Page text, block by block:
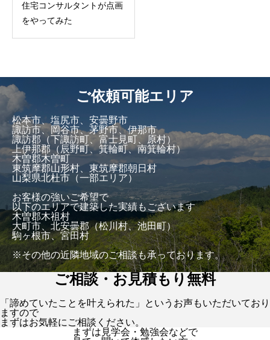
住宅コンサルタントが点画
をやってみた
ご依頼可能エリア
松本市、塩尻市、安曇野市
諏訪市、岡谷市、茅野市、伊那市
諏訪郡（下諏訪町、富士見町、原村）
上伊那郡（辰野町、箕輪町、南箕輪村）
木曽郡木曽町
東筑摩郡山形村、東筑摩郡朝日村
山梨県北杜市（一部エリア）
お客様の強いご希望で
以下のエリアで建築した実績もございます
木曽郡木祖村
大町市、北安曇郡（松川村、池田町）
駒ヶ根市、宮田村
※その他の近隣地域のご相談も承っております。
ご相談・お見積もり無料
「諦めていたことを叶えられた」というお声もいただいており
ますので
まずはお気軽にご相談ください。
まずは見学会・勉強会などで